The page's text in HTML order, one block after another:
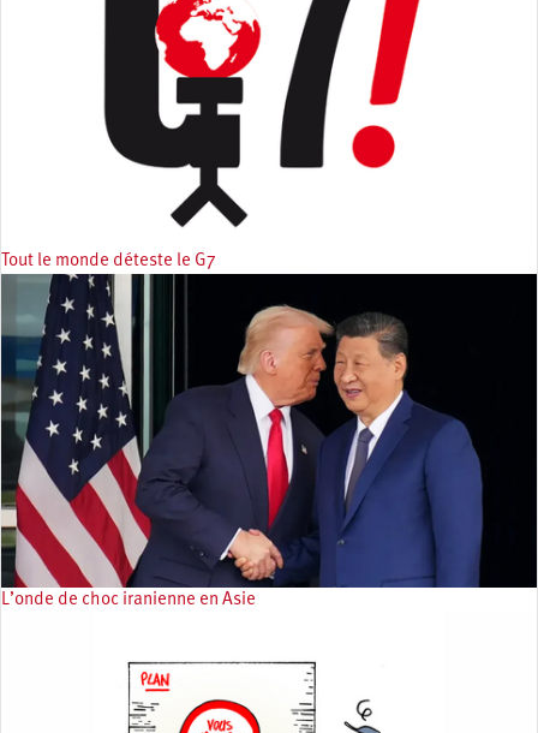
Tout le monde déteste le G7
L’onde de choc iranienne en Asie